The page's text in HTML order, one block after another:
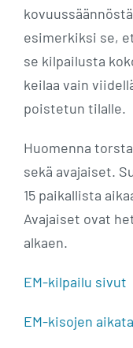
esimerkiksi se,
se kilpailusta
keilaa vain
poistetun tilalle.
Huomenna
sekä avajaiset.
15 paikallista
Avajaiset ovat
alkaen.
EM-kilpailu sivut
EM-kisojen